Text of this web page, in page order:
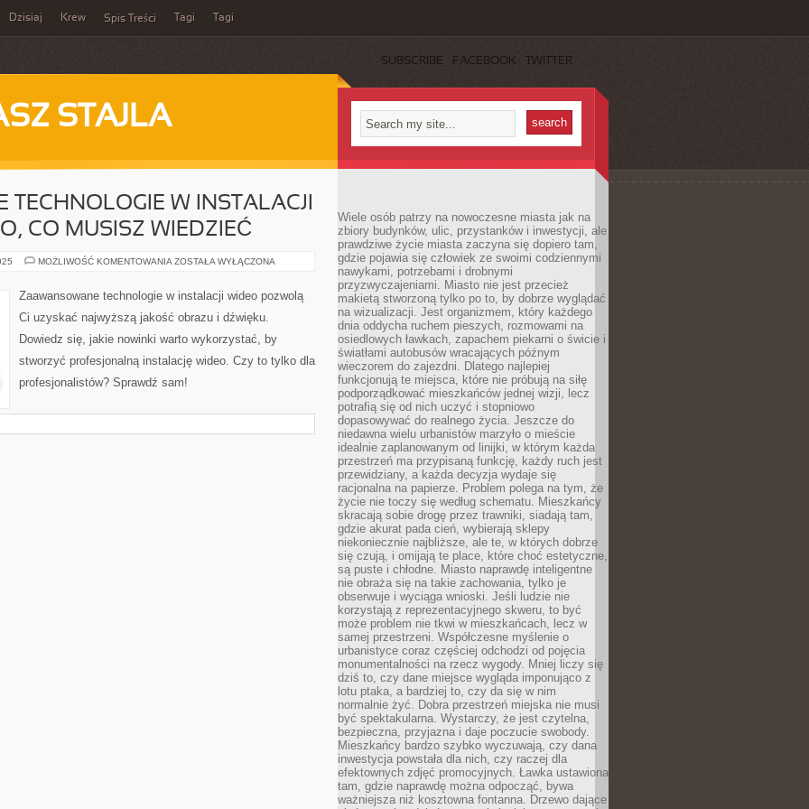
Dzisiaj Krew Spis Treści Tagi Tagi
SUBSCRIBE FACEBOOK TWITTER
STAJLA
W INSTALACJI
CO MUSISZ WIEDZIEĆ
MOŻLIWOŚĆ KOMENTOWANIA ZAAWANSOWANE
INSTALACJI
WIDEO:
CO
WIEDZIEĆ
ZOSTAŁA WYŁĄCZONA
Zaawansowane technologie w instalacji wideo pozwolą
Ci uzyskać najwyższą jakość obrazu i dźwięku.
Dowiedz się, jakie nowinki warto wykorzystać, by
stworzyć profesjonalną instalację wideo. Czy to tylko dla
profesjonalistów? Sprawdź sam!
Wiele osób patrzy na nowoczesne miasta jak na
zbiory budynków, ulic, przystanków i inwestycji, ale
prawdziwe życie miasta zaczyna się dopiero tam,
gdzie pojawia się człowiek ze swoimi codziennymi
nawykami, potrzebami i drobnymi
przyzwyczajeniami. Miasto nie jest przecież
makietą stworzoną tylko po to, by dobrze wyglądać
na wizualizacji. Jest organizmem, który każdego
dnia oddycha ruchem pieszych, rozmowami na
osiedlowych ławkach, zapachem piekarni o świcie i
światłami autobusów wracających późnym
wieczorem do zajezdni. Dlatego najlepiej
funkcjonują te miejsca, które nie próbują na siłę
podporządkować mieszkańców jednej wizji, lecz
potrafią się od nich uczyć i stopniowo
dopasowywać do realnego życia. Jeszcze do
niedawna wielu urbanistów marzyło o mieście
idealnie zaplanowanym od linijki, w którym każda
przestrzeń ma przypisaną funkcję, każdy ruch jest
przewidziany, a każda decyzja wydaje się
racjonalna na papierze. Problem polega na tym, że
życie nie toczy się według schematu. Mieszkańcy
skracają sobie drogę przez trawniki, siadają tam,
gdzie akurat pada cień, wybierają sklepy
niekoniecznie najbliższe, ale te, w których dobrze
się czują, i omijają te place, które choć estetyczne,
są puste i chłodne. Miasto naprawdę inteligentne
nie obraża się na takie zachowania, tylko je
obserwuje i wyciąga wnioski. Jeśli ludzie nie
korzystają z reprezentacyjnego skweru, to być
może problem nie tkwi w mieszkańcach, lecz w
samej przestrzeni. Współczesne myślenie o
urbanistyce coraz częściej odchodzi od pojęcia
monumentalności na rzecz wygody. Mniej liczy się
dziś to, czy dane miejsce wygląda imponująco z
lotu ptaka, a bardziej to, czy da się w nim
normalnie żyć. Dobra przestrzeń miejska nie musi
być spektakularna. Wystarczy, że jest czytelna,
bezpieczna, przyjazna i daje poczucie swobody.
Mieszkańcy bardzo szybko wyczuwają, czy dana
inwestycja powstała dla nich, czy raczej dla
efektownych zdjęć promocyjnych. Ławka ustawiona
tam, gdzie naprawdę można odpocząć, bywa
ważniejsza niż kosztowna fontanna. Drzewo dające